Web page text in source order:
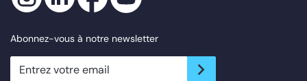
Abonnez-vous à notre newsletter
newsletter.suscribe